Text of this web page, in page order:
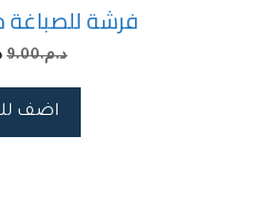
فرشة للصباغة
د.م.9.00
اضف